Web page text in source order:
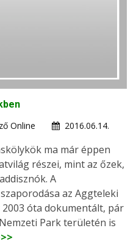
Online
2016.06.14.
ma már éppen
részei, mint az őzek,
A
az Aggteleki
óta dokumentált, pár
Park területén is